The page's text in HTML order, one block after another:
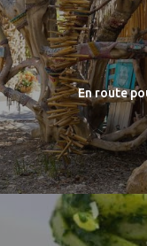
En route